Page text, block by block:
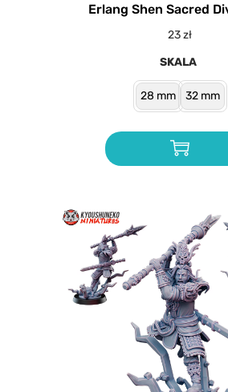
Erlang Shen Sacred
23zł
SKALA
28 mm 32 mm